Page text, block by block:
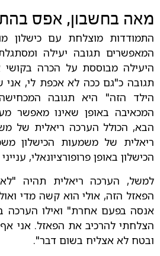
מאה בחשבון, אפס
התמודדות מוצלחת עם כישלון
המאפשרים תגובה יעילה
היעילה מבוססת על הכרה בקושי
תגובה כ"גם ככה לא אכפת לי, אני
הילד הזה" היא תגובה
המכאיבה באופן שאינו מאפשר
הבא, הכולל הערכה ריאלית של
ריאלית של משמעות הכישלון
הכישלון באופן פרופורציונאלי,
למשל, הערכה ריאלית תהיה
הפאזל הזה, אולי הוא קשה מדי
אנסה בפעם אחרת" ואילו הערכה
הצלחתי להרכיב את הפאזל. אני
ובטח לא אצליח בשום דבר".